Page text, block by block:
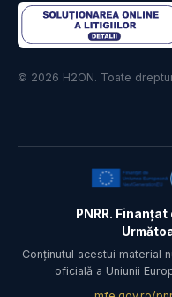
© 2026 H2ON. Toate
PNRR.
Conținutul acestui material
oficială a Uniunii